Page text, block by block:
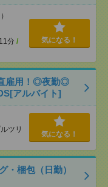
分 /
気になる！
雇用！◎夜勤◎
アルバイト]
ツリ
気になる！
・梱包（日勤）